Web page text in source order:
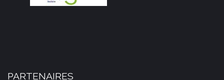
PARTENAIRES